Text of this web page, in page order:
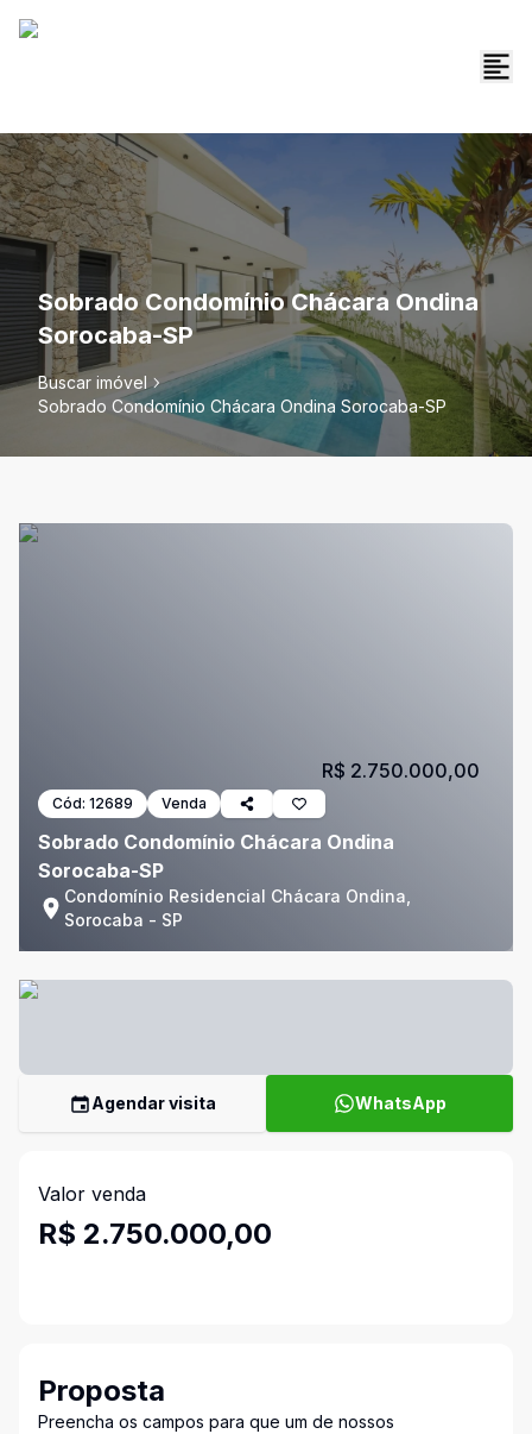
Sobrado Condomínio Chácara Ondina
Sorocaba-SP
Buscar imóvel
Sobrado Condomínio Chácara Ondina Sorocaba-SP
Cód: 12689 Venda
Sobrado Condomínio Chácara Ondina
Sorocaba-SP
Condomínio Residencial Chácara Ondina,
Sorocaba - SP
R$ 2.750.000,00
Agendar visita WhatsApp
Valor venda
R$ 2.750.000,00
Proposta
Preencha os campos para que um de nossos